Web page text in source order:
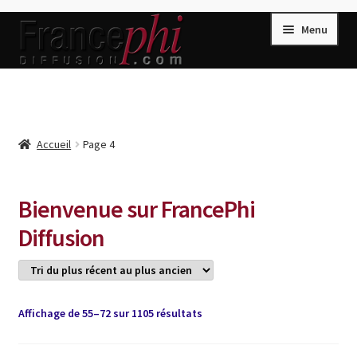
Aller
la
Aller
contenu
Menu
Caisse
Conditions de Vente
Connection
Enregistrement
Livres de Peter Randa
Accueil Page 4
Bienvenue sur FrancePhi
Diffusion
Affichage de 55–72 sur 1105 résultatsTrié